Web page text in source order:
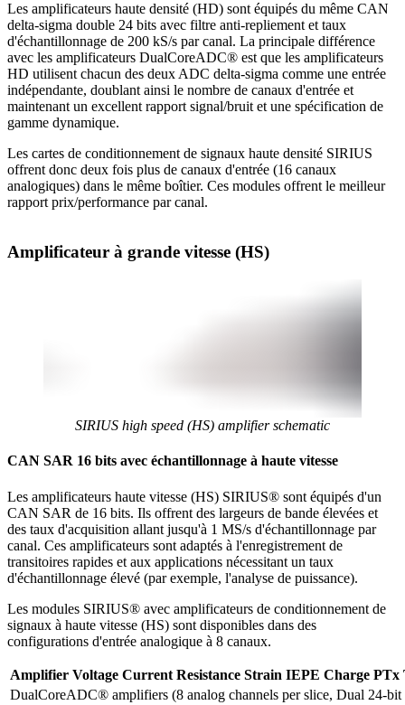
Les amplificateurs haute densité (HD) sont équipés du même CAN
delta-sigma double 24 bits avec filtre anti-repliement et taux
d'échantillonnage de 200 kS/s par canal. La principale différence
avec les amplificateurs DualCoreADC® est que les amplificateurs
HD utilisent chacun des deux ADC delta-sigma comme une entrée
indépendante, doublant ainsi le nombre de canaux d'entrée et
maintenant un excellent rapport signal/bruit et une spécification de
gamme dynamique.
Les cartes de conditionnement de signaux haute densité SIRIUS
offrent donc deux fois plus de canaux d'entrée (16 canaux
analogiques) dans le même boîtier. Ces modules offrent le meilleur
rapport prix/performance par canal.
Amplificateur à grande vitesse (HS)
SIRIUS high speed (HS) amplifier schematic
CAN SAR 16 bits avec échantillonnage à haute vitesse
Les amplificateurs haute vitesse (HS) SIRIUS® sont équipés d'un
CAN SAR de 16 bits. Ils offrent des largeurs de bande élevées et
des taux d'acquisition allant jusqu'à 1 MS/s d'échantillonnage par
canal. Ces amplificateurs sont adaptés à l'enregistrement de
transitoires rapides et aux applications nécessitant un taux
d'échantillonnage élevé (par exemple, l'analyse de puissance).
Les modules SIRIUS® avec amplificateurs de conditionnement de
signaux à haute vitesse (HS) sont disponibles dans des
configurations d'entrée analogique à 8 canaux.
Amplifier Voltage Current Resistance Strain IEPE Charge PTx
DualCoreADC® amplifiers (8 analog channels per slice, Dual 24-